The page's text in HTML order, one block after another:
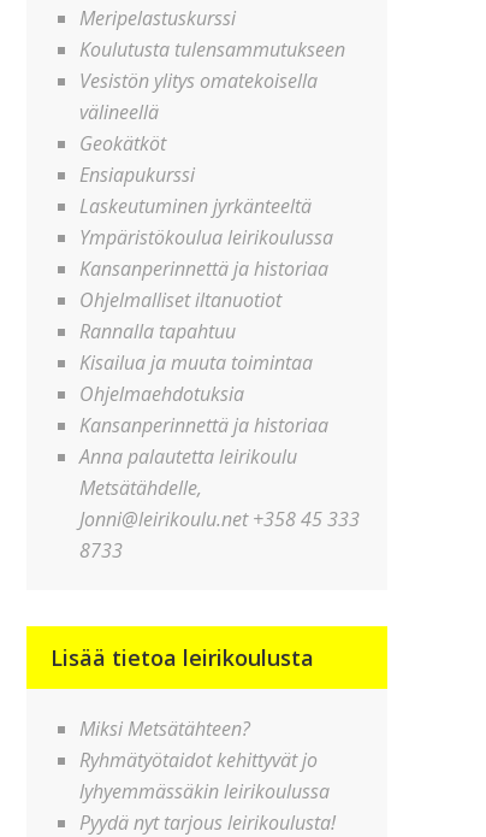
Meripelastuskurssi
Koulutusta tulensammutukseen
Vesistön ylitys omatekoisella
välineellä
Geokätköt
Ensiapukurssi
Laskeutuminen jyrkänteeltä
Ympäristökoulua leirikoulussa
Kansanperinnettä ja historiaa
Ohjelmalliset iltanuotiot
Rannalla tapahtuu
Kisailua ja muuta toimintaa
Ohjelmaehdotuksia
Kansanperinnettä ja historiaa
Anna palautetta leirikoulu
Metsätähdelle,
Jonni@leirikoulu.net +358 45 333
8733
Lisää tietoa leirikoulusta
Miksi Metsätähteen?
Ryhmätyötaidot kehittyvät jo
lyhyemmässäkin leirikoulussa
Pyydä nyt tarjous leirikoulusta!